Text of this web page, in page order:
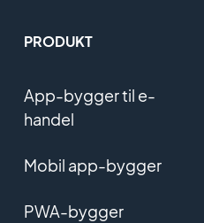
PRODUKT
App-bygger til e-
handel
Mobil app-bygger
PWA-bygger